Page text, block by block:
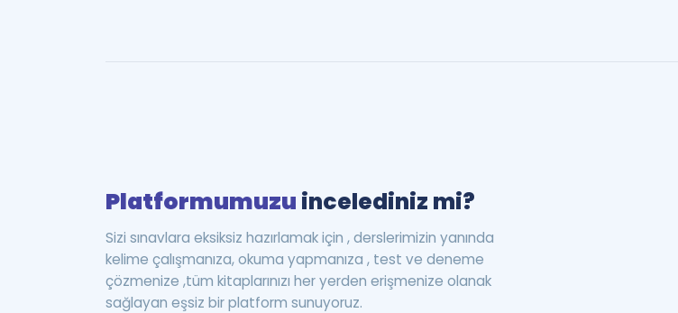
Platformumuzu incelediniz mi?
Sizi sınavlara eksiksiz hazırlamak için , derslerimizin yanında
kelime çalışmanıza, okuma yapmanıza , test ve deneme
çözmenize ,tüm kitaplarınızı her yerden erişmenize olanak
sağlayan eşsiz bir platform sunuyoruz.